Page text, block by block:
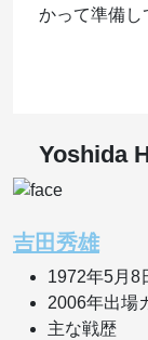
かって準備し
Yoshida
吉田秀雄
1972年5月8
2006年出場
主な戦歴